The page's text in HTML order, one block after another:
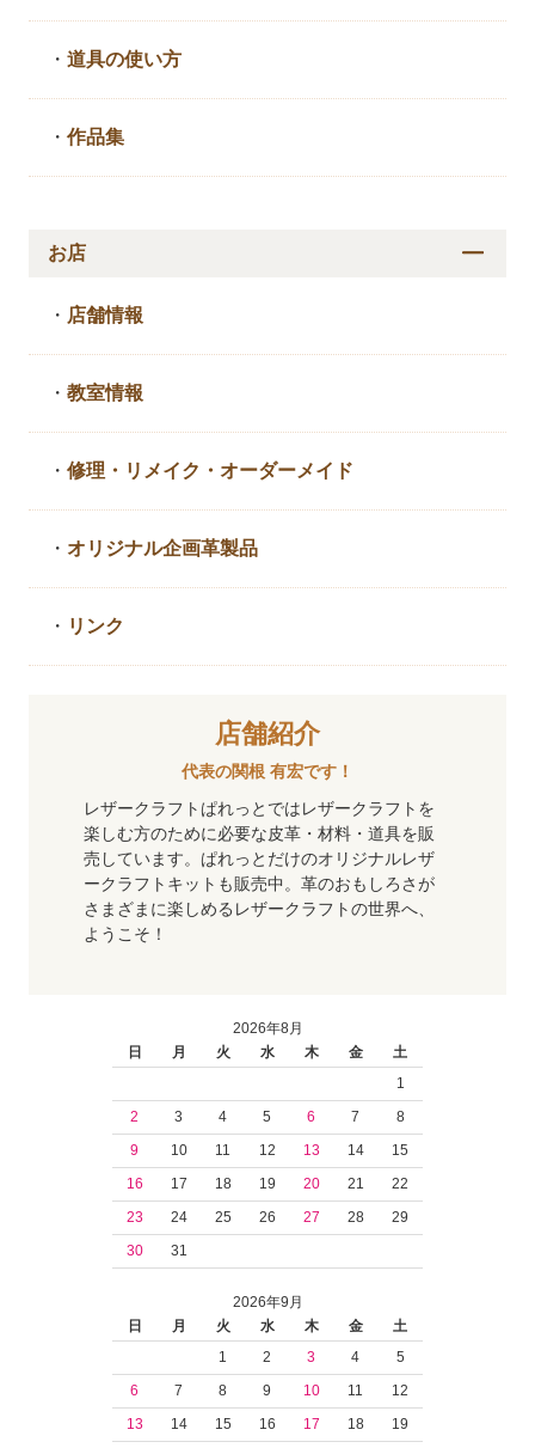
・道具の使い方
・作品集
お店
・ 店舗情報
・教室情報
・修理・リメイク・ オーダーメイド
・ オリジナル企画革製品
・ リンク
店舗紹介
代表の関根 有宏です！
レザークラフトぱれっとではレザークラフトを
楽しむ方のために必要な皮革・材料・道具を販
売しています。ぱれっとだけのオリジナルレザ
ークラフトキットも販売中。革のおもしろさが
さまざまに楽しめるレザークラフトの世界へ、
ようこそ！
2026年8月
日
月 火 水 木 金
土
1
2
3 4 5 6 7
8
9
10 11 12 13 14
15
16
17 18 19 20 21
22
23
24 25 26 27 28
29
30
31
2026年9月
日
月 火 水 木 金
土
1
2 3 4
5
6
7 8 9 10 11
12
13
14 15 16 17 18
19